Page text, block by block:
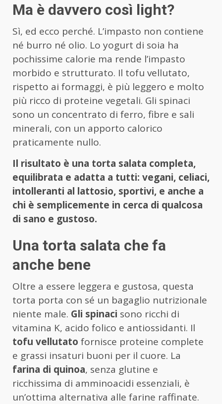
Ma è davvero così light?
Sì, ed ecco perché. L’impasto non contiene
né burro né olio. Lo yogurt di soia ha
pochissime calorie ma rende l’impasto
morbido e strutturato. Il tofu vellutato,
rispetto ai formaggi, è più leggero e molto
più ricco di proteine vegetali. Gli spinaci
sono un concentrato di ferro, fibre e sali
minerali, con un apporto calorico
praticamente nullo.
Il risultato è una torta salata completa,
equilibrata e adatta a tutti: vegani, celiaci,
intolleranti al lattosio, sportivi, e anche a
chi è semplicemente in cerca di qualcosa
di sano e gustoso.
Una torta salata che fa
anche bene
Oltre a essere leggera e gustosa, questa
torta porta con sé un bagaglio nutrizionale
niente male. Gli spinaci sono ricchi di
vitamina K, acido folico e antiossidanti. Il
tofu vellutato fornisce proteine complete
e grassi insaturi buoni per il cuore. La
farina di quinoa, senza glutine e
ricchissima di amminoacidi essenziali, è
un’ottima alternativa alle farine raffinate.